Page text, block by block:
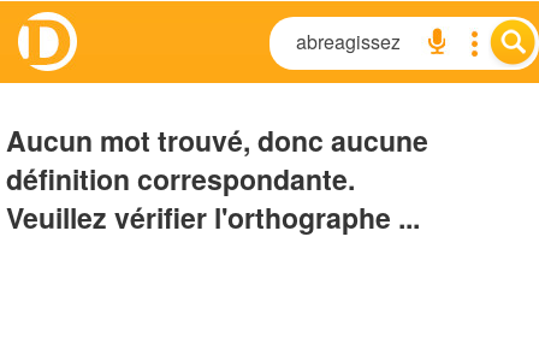
Aucun mot trouvé, donc aucune
définition correspondante.
Veuillez vérifier l'orthographe ...